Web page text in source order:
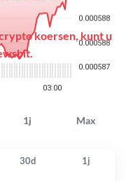
1j Max
koersen, kunt u
30d 1j